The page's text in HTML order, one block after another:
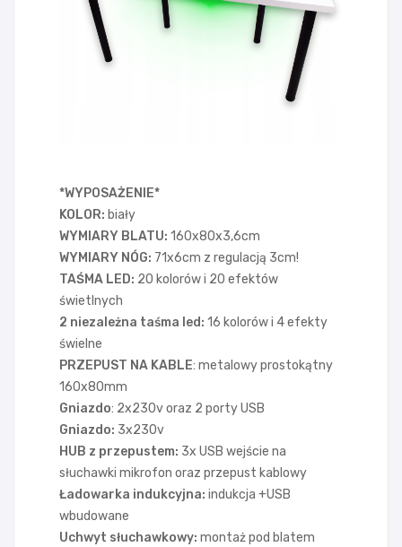
*WYPOSAŻENIE*
KOLOR: biały
WYMIARY BLATU: 160x80x3,6cm
WYMIARY NÓG: 71x6cm z regulacją 3cm!
TAŚMA LED: 20 kolorów i 20 efektów
świetlnych
2 niezależna taśma led: 16 kolorów i 4 efekty
świelne
PRZEPUST NA KABLE: metalowy prostokątny
160x80mm
Gniazdo: 2x230v oraz 2 porty USB
Gniazdo: 3x230v
HUB z przepustem: 3x USB wejście na
słuchawki mikrofon oraz przepust kablowy
Ładowarka indukcyjna: indukcja +USB
wbudowane
Uchwyt słuchawkowy: montaż pod blatem